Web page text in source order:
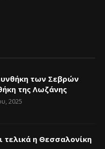
των Σεβρών
της Λωζάνης
2025
τελικά η Θεσσαλονίκη